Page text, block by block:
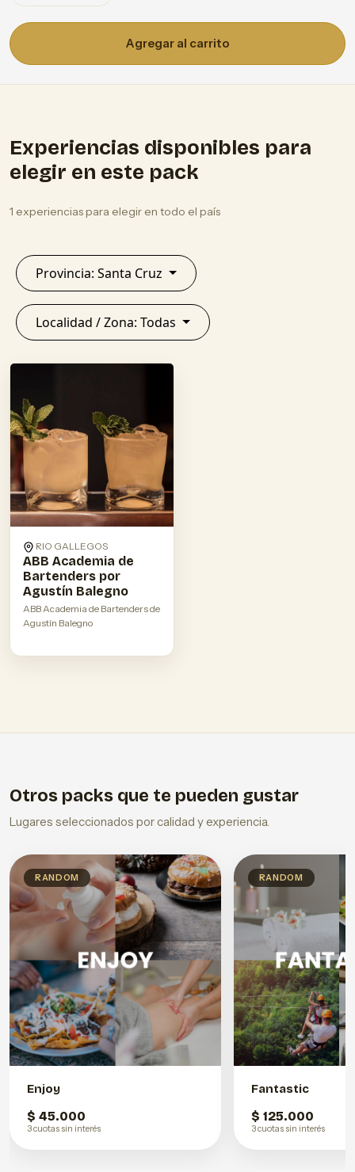
Agregar al carrito
Experiencias disponibles para
elegir en este pack
1 experiencias para elegir en todo el país
Provincia: Santa Cruz
Localidad / Zona: Todas
RIO GALLEGOS
ABB Academia de
Bartenders por
Agustín Balegno
ABB Academia de Bartenders de
Agustín Balegno
Otros packs que te pueden gustar
Lugares seleccionados por calidad y experiencia.
RANDOM
Enjoy
$ 45.000
3 cuotas sin interés
RANDOM
Fantastic
$ 125.000
3 cuotas sin interés